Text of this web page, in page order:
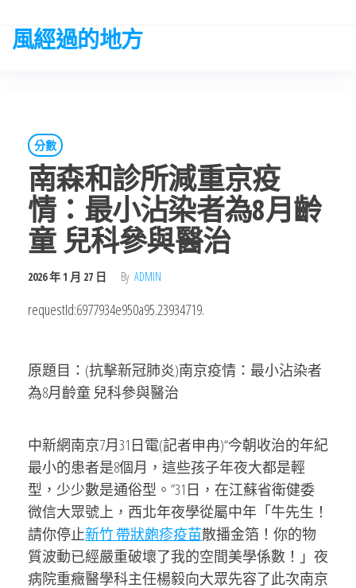
the
風經過的地方
分數
南森和診所減重京疫
情：最小沾染者為8月齡
童 兒科參與醫治
2026 年 1 月 27 日 By ADMIN
requestId:6977934e950a95.23934719.
原題目：(抗擊新冠肺炎)南京疫情：最小沾染者
為8月齡童 兒科參與醫治
中新網南京7月31日電(記者申冉)“今朝收治的年紀
最小的患者是8個月，這些孩子年夜大都是輕
型，少少數是通俗型。”31日，在江蘇省衛健委
微信大眾號上，西北年夜學從屬中年「牛先生！
請你停止新竹 帶狀皰疹疫苗散播金箔！你的物
質波動已經嚴重破壞了我的空間美學係數！」夜
病院重癥醫學科主任楊毅向大眾先容了此次南京